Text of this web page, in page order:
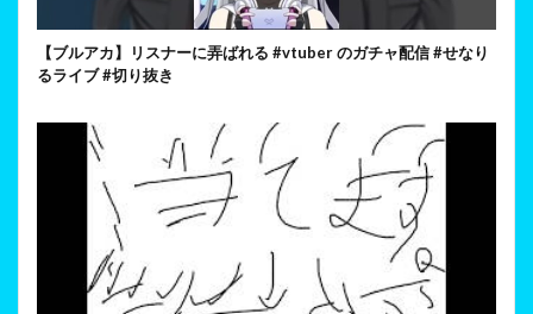
【ブルアカ】リスナーに弄ばれる #vtuber のガチャ配信 #せなり
るライブ #切り抜き